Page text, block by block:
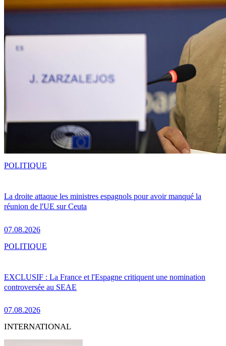
La droite attaque les ministres espagnols pour avoir manqué la
réunion de l'UE sur Ceuta
07.08.2026
POLITIQUE
EXCLUSIF : La France et l'Espagne critiquent une nomination
controversée au SEAE
07.08.2026
POLITIQUE
INTERNATIONAL